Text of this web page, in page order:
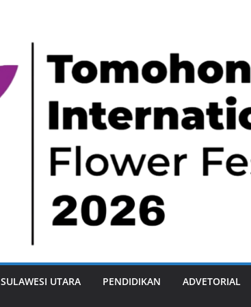
SULAWESI UTARA PENDIDIKAN ADVETORIAL